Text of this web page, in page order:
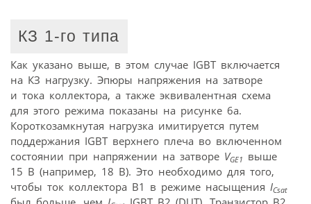
КЗ 1-го типа
Как указано выше, в этом случае IGBT включается
на КЗ нагрузку. Эпюры напряжения на затворе
и тока коллектора, а также эквивалентная схема
для этого режима показаны на рисунке 6а.
Короткозамкнутая нагрузка имитируется путем
поддержания IGBT верхнего плеча во включенном
состоянии при напряжении на затворе VGE1 выше
15 В (например, 18 В). Это необходимо для того,
чтобы ток коллектора В1 в режиме насыщения ICsat